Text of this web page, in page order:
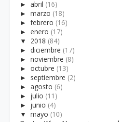
► abril (16)
► marzo (18)
► febrero (16)
► enero (17)
▼
2018 (84)
► diciembre (17)
► noviembre (8)
► octubre (13)
► septiembre (2)
► agosto (6)
► julio (11)
► junio (4)
▼ mayo (10)